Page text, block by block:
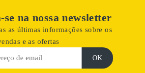
na nossa newsletter
as últimas informações sobre os
e as ofertas